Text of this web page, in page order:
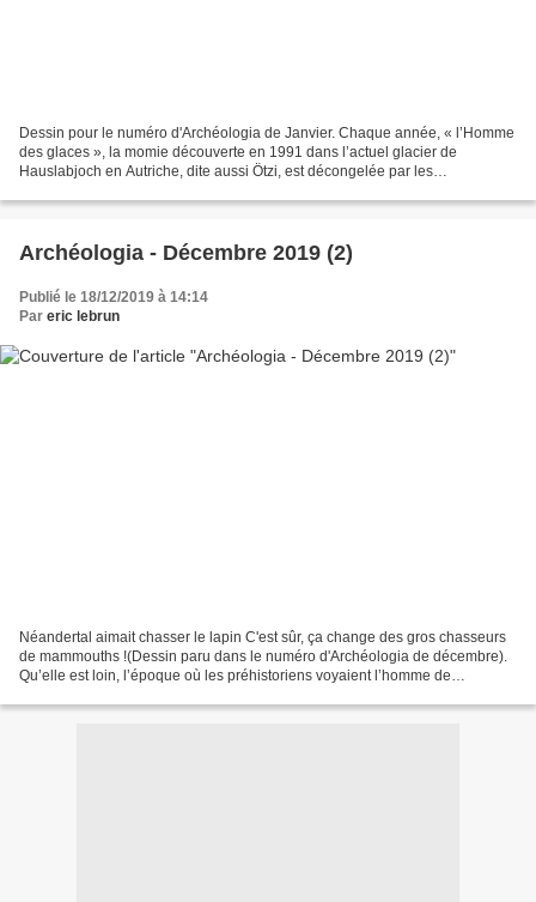
Dessin pour le numéro d'Archéologia de Janvier. Chaque année, « l’Homme
des glaces », la momie découverte en 1991 dans l’actuel glacier de
Hauslabjoch en Autriche, dite aussi Ötzi, est décongelée par les
Archéologia - Décembre 2019 (2)
Publié le 18/12/2019 à 14:14
Par eric lebrun
Néandertal aimait chasser le lapin C'est sûr, ça change des gros chasseurs
de mammouths !(Dessin paru dans le numéro d'Archéologia de décembre).
Qu’elle est loin, l’époque où les préhistoriens voyaient l’homme de